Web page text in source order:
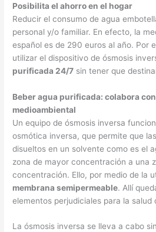
Posibilita el ahorro en el hogar
Reducir el consumo de agua
personal y/o familiar. En efecto, la
español es de 290 euros al año. Por
utilizar el dispositivo de ósmosis
purificada 24/7 sin tener que
Beber agua purificada: colabora
medioambiental
Un equipo de ósmosis inversa
osmótica inversa, que permite que
disueltos en un solvente como es el
zona de mayor concentración a una
concentración. Ello, por medio de la
membrana semipermeable. Allí
elementos perjudiciales para la salud
La ósmosis inversa se lleva a cabo